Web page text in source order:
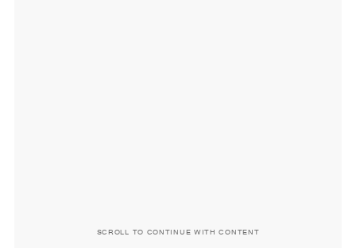
SCROLL TO CONTINUE WITH CONTENT